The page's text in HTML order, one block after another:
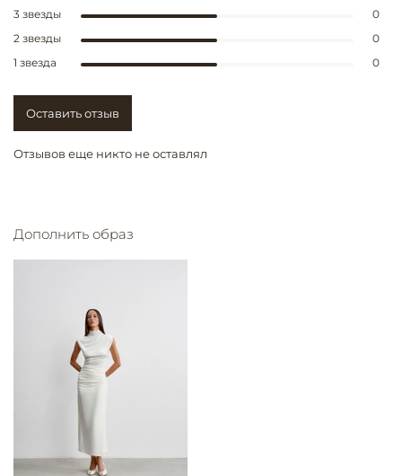
Отзывов еще никто не оставлял
3 звезды
0
2 звезды
0
1 звезда
0
Оставить отзыв
Дополнить образ